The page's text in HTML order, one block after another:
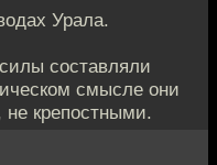
Урала.
составляли
смысле они
не крепостными.